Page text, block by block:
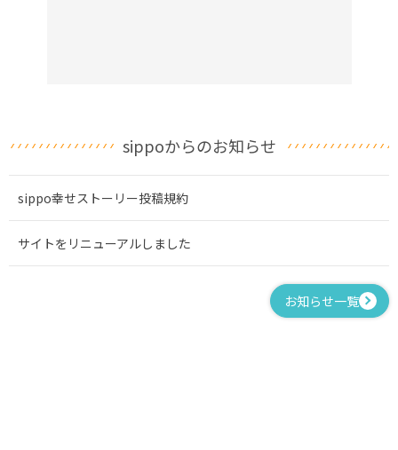
sippoからのお知らせ
sippo幸せストーリー投稿規約
サイトをリニューアルしました
お知らせ一覧